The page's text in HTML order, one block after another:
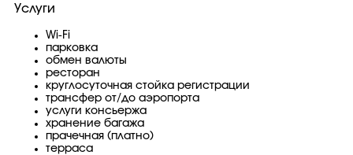
Услуги
Wi-Fi
парковка
обмен валюты
ресторан
круглосуточная стойка регистрации
трансфер от/до аэропорта
услуги консьержа
хранение багажа
прачечная (платно)
терраса